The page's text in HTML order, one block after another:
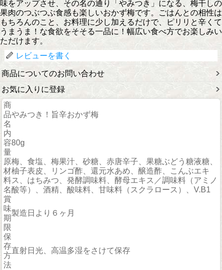
味をアップさせ、その名の通り「やみつき」になる、梅干しの
果肉のつぶつぶ食感も楽しいおかず梅です。ごはんとの相性は
もちろんのこと、お料理に少し加えるだけで、ピリリと辛くて
うまうま！な食欲をそそる一品に！幅広い食べ方でお楽しみい
ただけます。
レビューを書く
商品についてのお問い合わせ
お気に入りに登録
商
品
名
やみつき！旨辛おかず梅
内
容
量
80g
原
材
料
名
梅、食塩、梅果汁、砂糖、赤唐辛子、果糖ぶどう糖液糖、
柚子表皮、リンゴ酢、還元水あめ、醸造酢、こんぶエキ
ス、はちみつ、発酵調味料、酵母エキス／調味料（アミノ
酸等）、酒精、酸味料、甘味料（スクラロース）、V.B1
賞
味
期
限
製造日より６ヶ月
保
存
方
法
直射日光、高温多湿をさけて保存